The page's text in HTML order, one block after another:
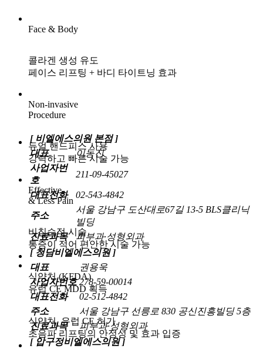
Face & Body
콜라겐 생성 유도
페이스 리프팅 + 바디 타이트닝 효과
Non-invasive
Procedure
듀얼 핸드피스사용
강력하고 빠른 시술 가능
Effective
& Less Pain
비침습적 시술
통증이 적어 편안한 시술 가능
식약처 (KFDA)
유럽 CE MDD 획득
식약처, 유럽 CE 허가
초음파 리프팅의 안정성 및 효과 입증
[ 비엘에스의원 본점 ]
대표
이동진
사업자번
호
211-09-45027
대표전화 02-543-4842
주소
서울 강남구 도산대로67길 13-5 BLS클리닉
빌딩
진료과목
피부과·성형외과
[ 청담비엘에스의원 ]
대표
권용욱
사업자번호 278-59-00014
대표전화
02-512-4842
주소
서울 강남구 선릉로 830 공신진흥빌딩 5층
진료과목
피부과·성형외과
[ 압구정비엘에스의원 ]